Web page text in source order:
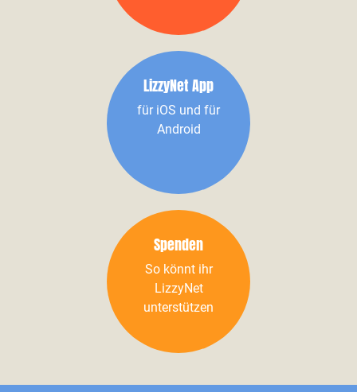
LizzyNet App
für iOS und für
Android
Spenden
So könnt ihr
LizzyNet
unterstützen